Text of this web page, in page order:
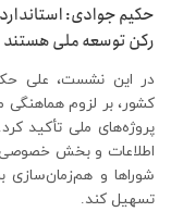
حکیم جوادی:
رکن توسعه ملی هستند
در این نشست، علی
کشور، بر لزوم
پروژه‌های ملی تأکید
اطلاعات و بخش خصوصی
شوراها و هم‌زمان‌سازی
تسهیل کند.